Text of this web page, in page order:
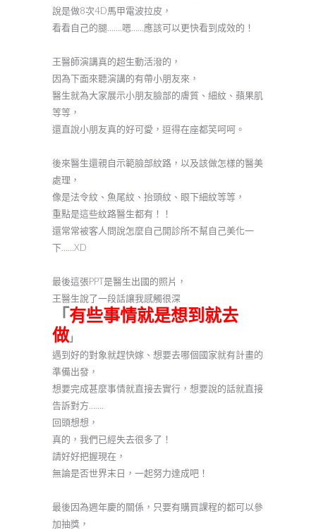
說是做8次4D馬甲電波拉皮，
看看自己的腿…….嗯……應該可以更快看到成效的！
王醫師演講真的超生動活潑的，
因為下面來聽演講的有帶小朋友來，
醫生就為大家展示小朋友臉部的膚質、細紋、蘋果肌
等等，
還直說小朋友真的好可愛，逗得在座都笑呵呵。
後來醫生還親自示範臉部紋路，以及該做怎樣的醫美
處理，
像是法令紋、魚尾紋、抬頭紋、眼下細紋等等，
重點是這些紋路醫生都有！！
還常常被客人問說怎麼自己開診所不幫自己美化一
下……XD
最後這張PPT是醫生出國的照片，
王醫生說了一段話讓我感觸很深
「有些事情就是想到就去
做」
遇到好的對象就趕快嫁、想要去哪個國家就有計畫的
準備出發，
想要完成甚麼事情就直接去實行，想要說的話就直接
告訴對方…….
回頭想想，
真的，我們已經失去很多了！
請好好把握現在，
無論是否世界末日，一起努力達成吧！
最後因為週年慶的關係，只要有購買課程的都可以參
加抽獎，